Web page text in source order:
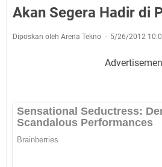
Akan Segera Hadir di
Diposkan oleh Arena Tekno 5/26/2012